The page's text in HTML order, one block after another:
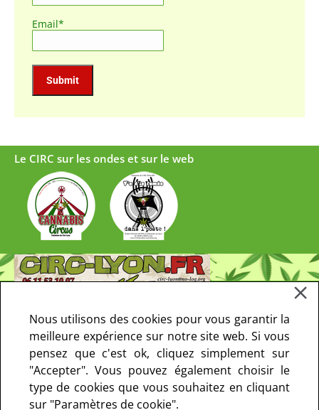
Email*
Le CIRC sur les ondes et sur le web
Nous utilisons des cookies pour vous garantir la
meilleure expérience sur notre site web. Si vous
pensez que c'est ok, cliquez simplement sur
"Accepter". Vous pouvez également choisir le
type de cookies que vous souhaitez en cliquant
sur "Paramètres de cookie".